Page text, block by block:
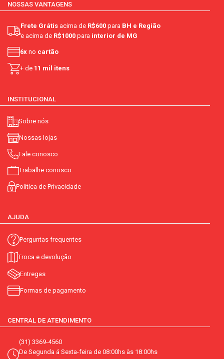
NOSSAS VANTAGENS
Frete Grátis acima de R$600 para BH e Região
e acima de R$1000 para interior de MG
6x no cartão
+ de 11 mil itens
INSTITUCIONAL
Sobre nós
Nossas lojas
Fale conosco
Trabalhe conosco
Política de Privacidade
AJUDA
Perguntas frequentes
Troca e devolução
Entregas
Formas de pagamento
CENTRAL DE ATENDIMENTO
(31) 3369-4560
De Segunda á Sexta-feira de 08:00hs às 18:00hs